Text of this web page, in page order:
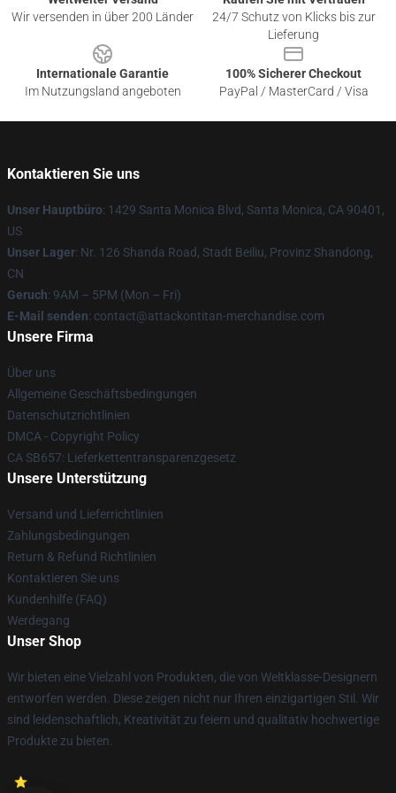
Wir versenden in über 200 Länder
24/7 Schutz von Klicks bis zur
Lieferung
Internationale Garantie
Im Nutzungsland angeboten
100% Sicherer Checkout
PayPal / MasterCard / Visa
Kontaktieren Sie uns
Unser Hauptbüro: 1429 Santa Monica Blvd, Santa Monica, CA 90401,
US
Unser Lager: Nr. 126 Shanda Road, Stadt Beiliu, Provinz Shandong,
CN
Geruch: 9AM – 5PM (Mon – Fri)
E-Mail senden: contact@attackontitan-merchandise.com
Unsere Firma
Über uns
Allgemeine Geschäftsbedingungen
Datenschutzrichtlinien
DMCA - Copyright Policy
CA SB657: Lieferkettentransparenzgesetz
Unsere Unterstützung
Versand und Lieferrichtlinien
Zahlungsbedingungen
Return & Refund Richtlinien
Kontaktieren Sie uns
Kundenhilfe (FAQ)
Werdegang
Unser Shop
Wir bieten eine Vielzahl von Produkten, die von Weltklasse-Designern
entworfen werden. Diese zeigen nicht nur Ihren einzigartigen Stil. Wir
sind leidenschaftlich, Kreativität zu feiern und qualitativ hochwertige
Produkte zu bieten.